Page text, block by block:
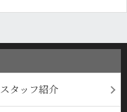
スタッフ紹介